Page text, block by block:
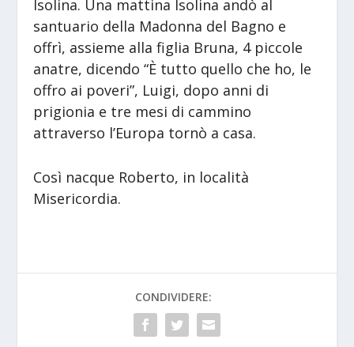
Isolina. Una mattina Isolina andò al
santuario della Madonna del Bagno e
offrì, assieme alla figlia Bruna, 4 piccole
anatre, dicendo “È tutto quello che ho, le
offro ai poveri”, Luigi, dopo anni di
prigionia e tre mesi di cammino
attraverso l’Europa tornò a casa.
Così nacque Roberto, in località
Misericordia.
CONDIVIDERE: